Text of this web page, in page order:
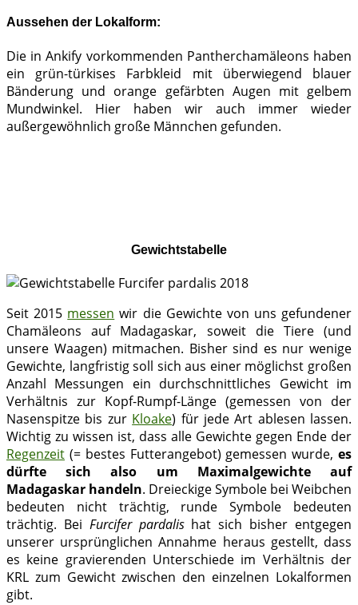
Aussehen der Lokalform:
Die in Ankify vorkommenden Pantherchamäleons haben
ein grün-türkises Farbkleid mit überwiegend blauer
Bänderung und orange gefärbten Augen mit gelbem
Mundwinkel. Hier haben wir auch immer wieder
außergewöhnlich große Männchen gefunden.
Gewichtstabelle
Seit 2015 messen wir die Gewichte von uns gefundener
Chamäleons auf Madagaskar, soweit die Tiere (und
unsere Waagen) mitmachen. Bisher sind es nur wenige
Gewichte, langfristig soll sich aus einer möglichst großen
Anzahl Messungen ein durchschnittliches Gewicht im
Verhältnis zur Kopf-Rumpf-Länge (gemessen von der
Nasenspitze bis zur Kloake) für jede Art ablesen lassen.
Wichtig zu wissen ist, dass alle Gewichte gegen Ende der
Regenzeit (= bestes Futterangebot) gemessen wurde, es
dürfte sich also um Maximalgewichte auf
Madagaskar handeln. Dreieckige Symbole bei Weibchen
bedeuten nicht trächtig, runde Symbole bedeuten
trächtig. Bei Furcifer pardalishat sich bisher entgegen
unserer ursprünglichen Annahme heraus gestellt, dass
es keine gravierenden Unterschiede im Verhältnis der
KRL zum Gewicht zwischen den einzelnen Lokalformen
gibt.